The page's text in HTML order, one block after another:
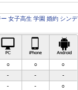
女子高生 学園 婚約 シンデ
PC対応 iPhone対応
○ ○
○
- -
-
- - ○